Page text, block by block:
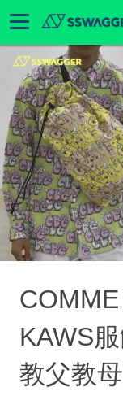
KAWS
教父教